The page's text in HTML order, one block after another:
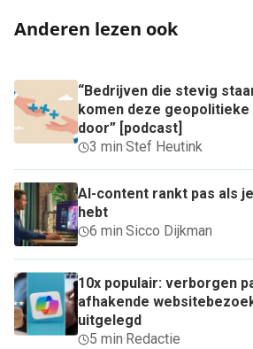
Anderen lezen ook
“Bedrijven die stevig
komen deze
door” [podcast]
3 min·Stef Heutink
AI-content rankt pas als
hebt
6 min·Sicco Dijkman
10x populair: verborgen
afhakende
uitgelegd
5 min·Redactie